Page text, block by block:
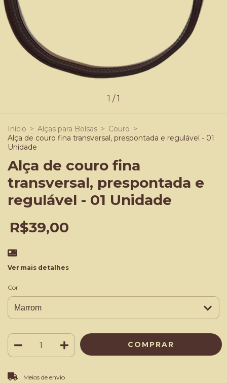
1 /1
Início > Alças para Bolsas > Couro >
Alça de couro fina transversal, prespontada e regulável - 01
Unidade
Alça de couro fina
transversal, prespontada e
regulável - 01 Unidade
R$39,00
Ver mais detalhes
Cor
Entregas para o CEP:
Meios de envio